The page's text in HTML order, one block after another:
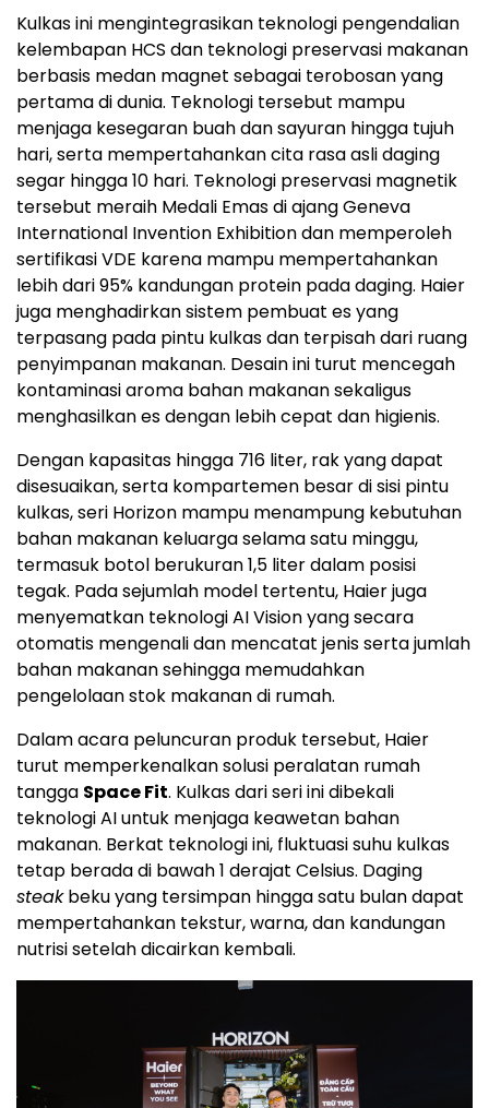
Kulkas ini mengintegrasikan teknologi pengendalian
kelembapan HCS dan teknologi preservasi makanan
berbasis medan magnet sebagai terobosan yang
pertama di dunia. Teknologi tersebut mampu
menjaga kesegaran buah dan sayuran hingga tujuh
hari, serta mempertahankan cita rasa asli daging
segar hingga 10 hari. Teknologi preservasi magnetik
tersebut meraih Medali Emas di ajang Geneva
International Invention Exhibition dan memperoleh
sertifikasi VDE karena mampu mempertahankan
lebih dari 95% kandungan protein pada daging. Haier
juga menghadirkan sistem pembuat es yang
terpasang pada pintu kulkas dan terpisah dari ruang
penyimpanan makanan. Desain ini turut mencegah
kontaminasi aroma bahan makanan sekaligus
menghasilkan es dengan lebih cepat dan higienis.
Dengan kapasitas hingga 716 liter, rak yang dapat
disesuaikan, serta kompartemen besar di sisi pintu
kulkas, seri Horizon mampu menampung kebutuhan
bahan makanan keluarga selama satu minggu,
termasuk botol berukuran 1,5 liter dalam posisi
tegak. Pada sejumlah model tertentu, Haier juga
menyematkan teknologi AI Vision yang secara
otomatis mengenali dan mencatat jenis serta jumlah
bahan makanan sehingga memudahkan
pengelolaan stok makanan di rumah.
Dalam acara peluncuran produk tersebut, Haier
turut memperkenalkan solusi peralatan rumah
tangga Space Fit. Kulkas dari seri ini dibekali
teknologi AI untuk menjaga keawetan bahan
makanan. Berkat teknologi ini, fluktuasi suhu kulkas
tetap berada di bawah 1 derajat Celsius. Daging
steakbeku yang tersimpan hingga satu bulan dapat
mempertahankan tekstur, warna, dan kandungan
nutrisi setelah dicairkan kembali.